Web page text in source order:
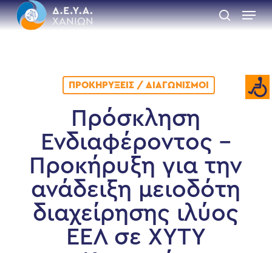
Skip
to
main
search
Menu
ΠΡΟΚΗΡΎΞΕΙΣ / ΔΙΑΓΩΝΙΣΜΟΊ
Πρόσκληση
Ενδιαφέροντος –
Προκήρυξη για την
ανάδειξη μειοδότη
διαχείρησης ιλύος
ΕΕΛ σε ΧΥΤΥ